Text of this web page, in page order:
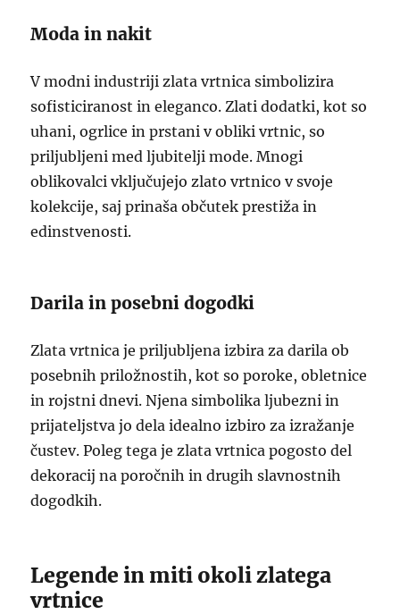
Moda in nakit
V modni industriji zlata vrtnica simbolizira
sofisticiranost in eleganco. Zlati dodatki, kot so
uhani, ogrlice in prstani v obliki vrtnic, so
priljubljeni med ljubitelji mode. Mnogi
oblikovalci vključujejo zlato vrtnico v svoje
kolekcije, saj prinaša občutek prestiža in
edinstvenosti.
Darila in posebni dogodki
Zlata vrtnica je priljubljena izbira za darila ob
posebnih priložnostih, kot so poroke, obletnice
in rojstni dnevi. Njena simbolika ljubezni in
prijateljstva jo dela idealno izbiro za izražanje
čustev. Poleg tega je zlata vrtnica pogosto del
dekoracij na poročnih in drugih slavnostnih
dogodkih.
Legende in miti okoli zlatega
vrtnice